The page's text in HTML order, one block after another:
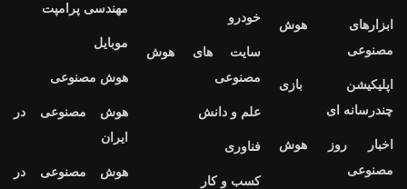
ابزارهای هوش
مصنوعی
اپلیکیشن بازی
چندرسانه ای
اخبار روز هوش
مصنوعی
خودرو
سایت های هوش
مصنوعی
علم و دانش
فناوری
کسب و کار
مهندسی پرامپت
موبایل
هوش مصنوعی
هوش مصنوعی در
ایران
هوش مصنوعی در